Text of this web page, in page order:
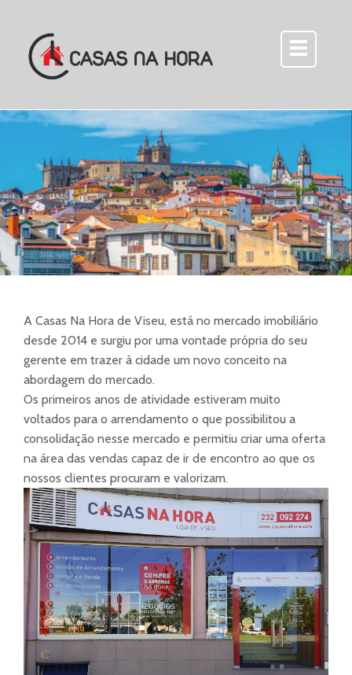
A Casas Na Hora de Viseu, está no mercado imobiliário
desde 2014 e surgiu por uma vontade própria do seu
gerente em trazer à cidade um novo conceito na
abordagem do mercado.
Os primeiros anos de atividade estiveram muito
voltados para o arrendamento o que possibilitou a
consolidação nesse mercado e permitiu criar uma oferta
na área das vendas capaz de ir de encontro ao que os
nossos clientes procuram e valorizam.